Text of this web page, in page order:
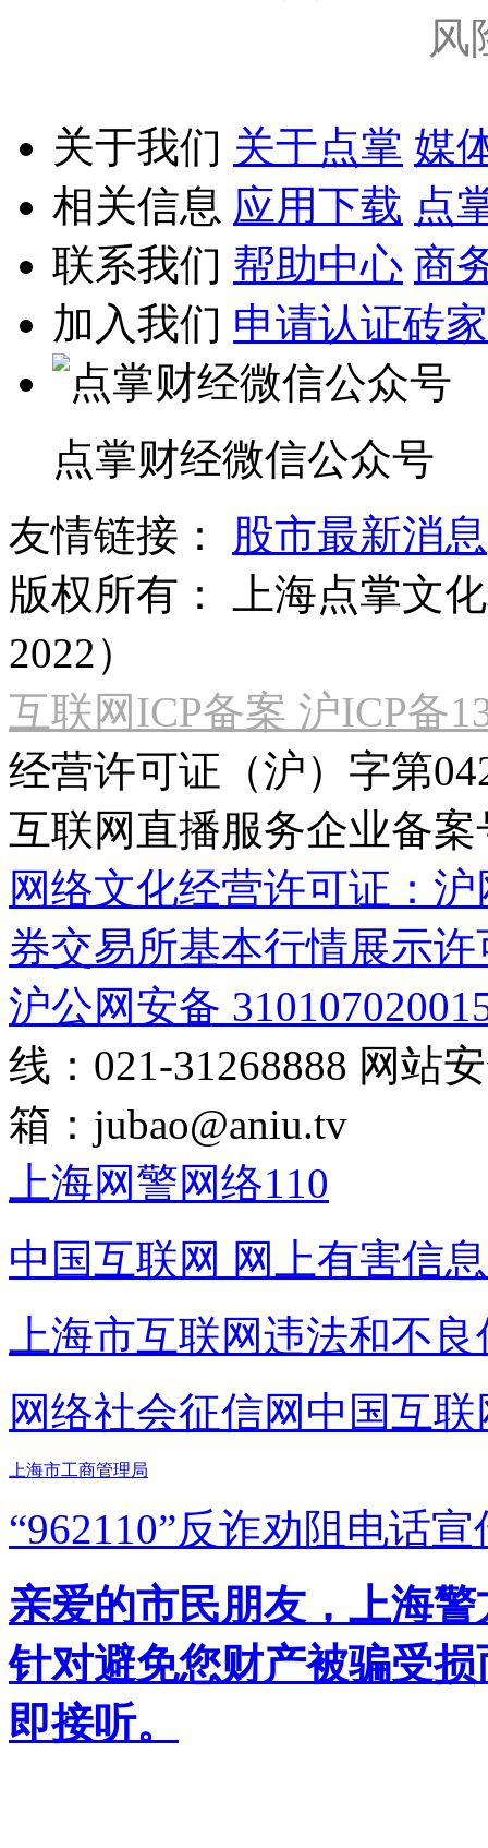
风
关于我们 关于点掌 媒
相关信息 应用下载 点
联系我们 帮助中心 商
加入我们 申请认证砖家
点掌财经微信公众号
友情链接：
股市最新消息
版权所有：
上海点掌文
2022）
互联网ICP备案 沪ICP备
经营许可证（沪）字第
互联网直播服务企业备案
网络文化经营许可证：
券交易所基本行情展示许
沪公网安备
线：021-31268888 网站
箱： jubao@aniu.tv
上海网警网络110
中国互联网 网上有害信
上海市互联网违法和不
网络社会征信网 中国互
上海市工商管理局
“962110”反诈劝阻电话宣
亲爱的市民朋友，上海
针对避免您财产被骗受
即接听。